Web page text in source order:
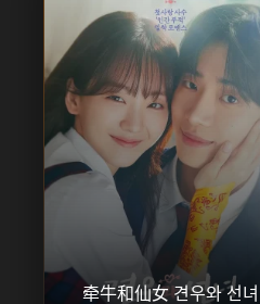
牵牛和仙女 견우와 선녀